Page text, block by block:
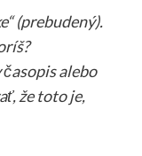
(prebudený).
časopis alebo
že toto je,